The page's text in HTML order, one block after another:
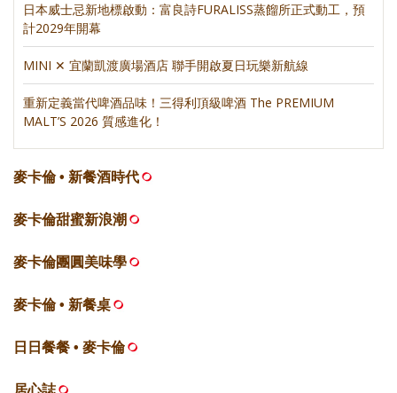
日本威士忌新地標啟動：富良詩FURALISS蒸餾所正式動工，預
計2029年開幕
MINI ✕ 宜蘭凱渡廣場酒店 聯手開啟夏日玩樂新航線
重新定義當代啤酒品味！三得利頂級啤酒 The PREMIUM
MALT’S 2026 質感進化！
麥卡倫 • 新餐酒時代
麥卡倫甜蜜新浪潮
麥卡倫團圓美味學
麥卡倫 • 新餐桌
日日餐餐 • 麥卡倫